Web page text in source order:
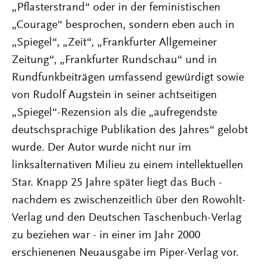
„Pflasterstrand“ oder in der feministischen
„Courage“ besprochen, sondern eben auch in
„Spiegel“, „Zeit“, „Frankfurter Allgemeiner
Zeitung“, „Frankfurter Rundschau“ und in
Rundfunkbeiträgen umfassend gewürdigt sowie
von Rudolf Augstein in seiner achtseitigen
„Spiegel“-Rezension als die „aufregendste
deutschsprachige Publikation des Jahres“ gelobt
wurde. Der Autor wurde nicht nur im
linksalternativen Milieu zu einem intellektuellen
Star. Knapp 25 Jahre später liegt das Buch -
nachdem es zwischenzeitlich über den Rowohlt-
Verlag und den Deutschen Taschenbuch-Verlag
zu beziehen war - in einer im Jahr 2000
erschienenen Neuausgabe im Piper-Verlag vor.